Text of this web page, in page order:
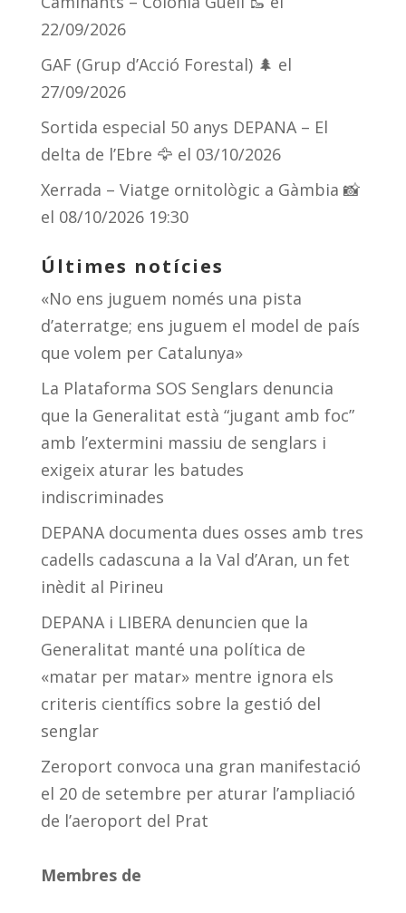
ix
22/09/2026
GAF (Grup d’Acció Forestal) 🌲 el
27/09/2026
Sortida especial 50 anys DEPANA – El
delta de l’Ebre 🦅 el 03/10/2026
Xerrada – Viatge ornitològic a Gàmbia 📸
el 08/10/2026 19:30
Últimes notícies
«No ens juguem només una pista
d’aterratge; ens juguem el model de país
que volem per Catalunya»
La Plataforma SOS Senglars denuncia
que la Generalitat està “jugant amb foc”
amb l’extermini massiu de senglars i
exigeix aturar les batudes
indiscriminades
DEPANA documenta dues osses amb tres
cadells cadascuna a la Val d’Aran, un fet
inèdit al Pirineu
DEPANA i LIBERA denuncien que la
Generalitat manté una política de
«matar per matar» mentre ignora els
criteris científics sobre la gestió del
senglar
Zeroport convoca una gran manifestació
el 20 de setembre per aturar l’ampliació
de l’aeroport del Prat
Membres de